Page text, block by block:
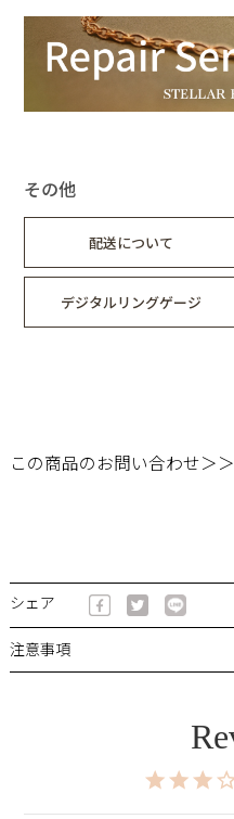
その他
配送について
デジタルリングゲージ
この商品のお問い合わせ＞＞
シェア
注意事項